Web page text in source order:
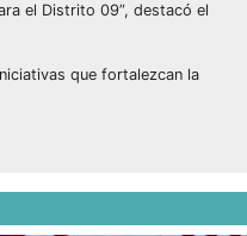
el Distrito 09”, destacó el
que fortalezcan la